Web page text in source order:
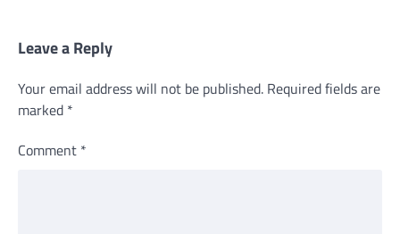
Leave a Reply
Your email address will not be published. Required fields are
marked *
Comment *